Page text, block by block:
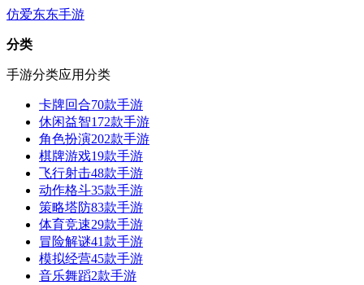
仿爱东东手游
分类
手游分类应用分类
卡牌回合70款手游
休闲益智172款手游
角色扮演202款手游
棋牌游戏19款手游
飞行射击48款手游
动作格斗35款手游
策略塔防83款手游
体育竞速29款手游
冒险解谜41款手游
模拟经营45款手游
音乐舞蹈2款手游